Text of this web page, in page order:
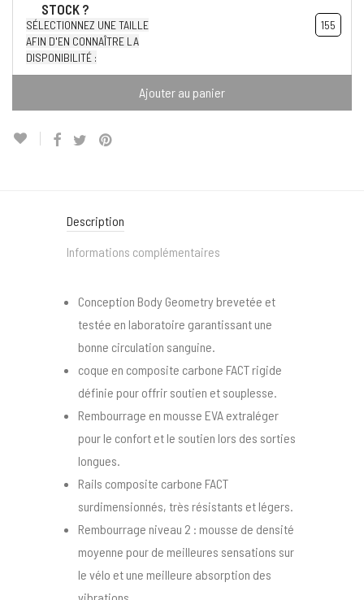
SÉLECTIONNEZ UNE TAILLE
AFIN D'EN CONNAÎTRE LA
DISPONIBILITÉ :
155
Ajouter au panier
Description
Informations complémentaires
Conception Body Geometry brevetée et
testée en laboratoire garantissant une
bonne circulation sanguine.
coque en composite carbone FACT rigide
définie pour offrir soutien et souplesse.
Rembourrage en mousse EVA extraléger
pour le confort et le soutien lors des sorties
longues.
Rails composite carbone FACT
surdimensionnés, très résistants et légers.
Rembourrage niveau 2 : mousse de densité
moyenne pour de meilleures sensations sur
le vélo et une meilleure absorption des